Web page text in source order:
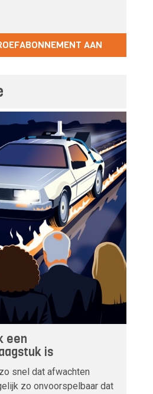
AAN
een
is
snel dat afwachten
zo onvoorspelbaar dat